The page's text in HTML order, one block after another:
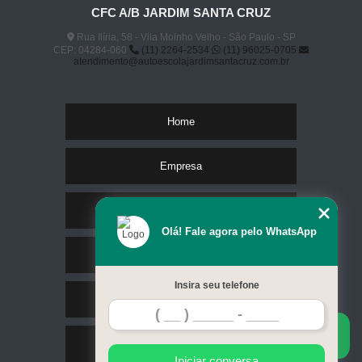
CFC A/B JARDIM SANTA CRUZ
Rua Ilíria, 58 - Vila Moinho Velho - São Paulo - SP
CEP: 04284-060
(11) 2264-2534
(11) 96025-0705
atendimento@autoescolajardimsantacruz.com.br
Home
Empresa
Contato
Mapa do site
Olá! Fale agora pelo WhatsApp
Insira seu telefone